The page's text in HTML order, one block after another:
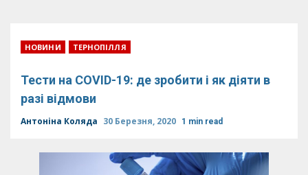
НОВИНИ ТЕРНОПІЛЛЯ
Тести на COVID-19: де зробити і як діяти в
разі відмови
Антоніна Коляда 30 Березня, 2020 1 min read